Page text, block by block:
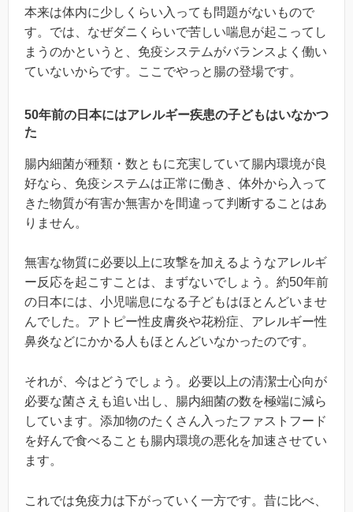
本来は体内に少しくらい入っても問題がないもので
す。では、なぜダニくらいで苦しい喘息が起こってし
まうのかというと、免疫システムがバランスよく働い
ていないからです。ここでやっと腸の登場です。
50年前の日本にはアレルギー疾患の子どもはいなかつ
た
腸内細菌が種類・数ともに充実していて腸内環境が良
好なら、免疫システムは正常に働き、体外から入って
きた物質が有害か無害かを間違って判断することはあ
りません。
無害な物質に必要以上に攻撃を加えるようなアレルギ
ー反応を起こすことは、まずないでしょう。約50年前
の日本には、小児喘息になる子どもはほとんどいませ
んでした。アトピー性皮膚炎や花粉症、アレルギー性
鼻炎などにかかる人もほとんどいなかったのです。
それが、今はどうでしょう。必要以上の清潔士心向が
必要な菌さえも追い出し、腸内細菌の数を極端に減ら
しています。添加物のたくさん入ったファストフード
を好んで食べることも腸内環境の悪化を加速させてい
ます。
これでは免疫力は下がっていく一方です。昔に比べ、